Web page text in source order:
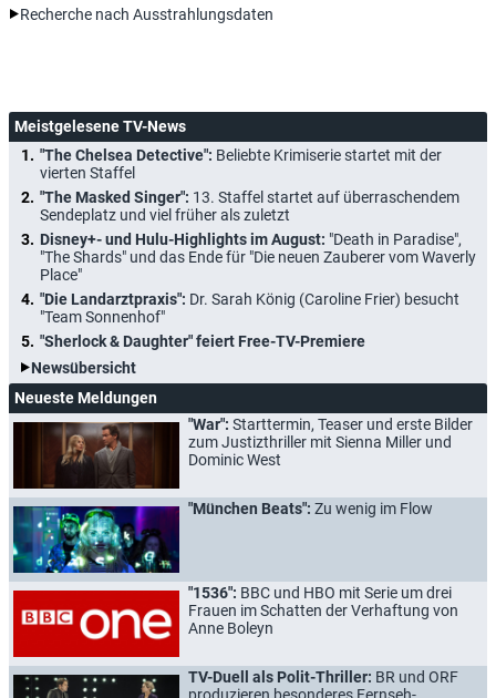
Recherche nach Ausstrahlungsdaten
Meistgelesene TV-News
"The Chelsea Detective": Beliebte Krimiserie startet mit der
vierten Staffel
"The Masked Singer": 13. Staffel startet auf überraschendem
Sendeplatz und viel früher als zuletzt
Disney+- und Hulu-Highlights im August: "Death in Paradise",
"The Shards" und das Ende für "Die neuen Zauberer vom Waverly
Place"
"Die Landarztpraxis": Dr. Sarah König (Caroline Frier) besucht
"Team Sonnenhof"
"Sherlock & Daughter" feiert Free-TV-Premiere
Newsübersicht
Neueste Meldungen
"War": Starttermin, Teaser und erste Bilder
zum Justizthriller mit Sienna Miller und
Dominic West
"München Beats": Zu wenig im Flow
"1536": BBC und HBO mit Serie um drei
Frauen im Schatten der Verhaftung von
Anne Boleyn
TV-Duell als Polit-Thriller: BR und ORF
produzieren besonderes Fernseh-